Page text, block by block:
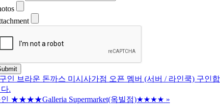
인 브라운 돈까스 미시사가점 오픈 멤버 (서버 / 라인쿡) 구인합
.
인 ★★★★Galleria Supermarket(옥빌점)★★★★ »